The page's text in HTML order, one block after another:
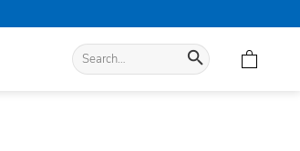
Search
for: